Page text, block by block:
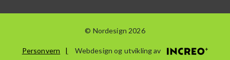
© Nordesign 2026
Personvern Webdesign og utvikling av